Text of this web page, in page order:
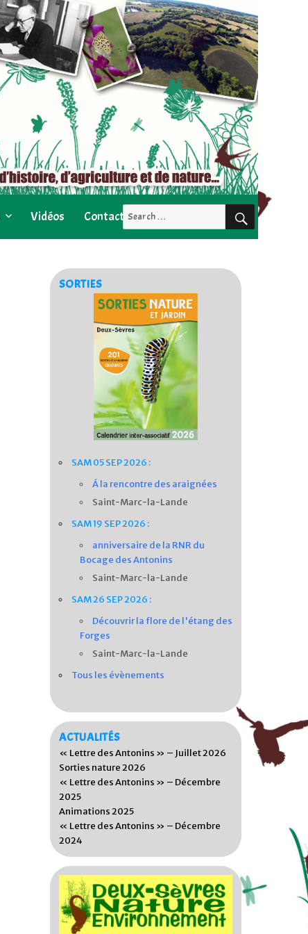
Search
for:
SEARCH
Vidéos Contact
SORTIES
SAM 05 SEP 2026 :
Á la rencontre des araignées
Saint-Marc-la-Lande
SAM 19 SEP 2026 :
anniversaire de la RNR du
Bocage des Antonins
Saint-Marc-la-Lande
SAM 26 SEP 2026 :
Découvrir la flore de l'étang des
Forges
Saint-Marc-la-Lande
Tous les évènements
ACTUALITÉS
« Lettre des Antonins » – Juillet 2026
Sorties nature 2026
« Lettre des Antonins » – Décembre
2025
Animations 2025
« Lettre des Antonins » – Décembre
2024